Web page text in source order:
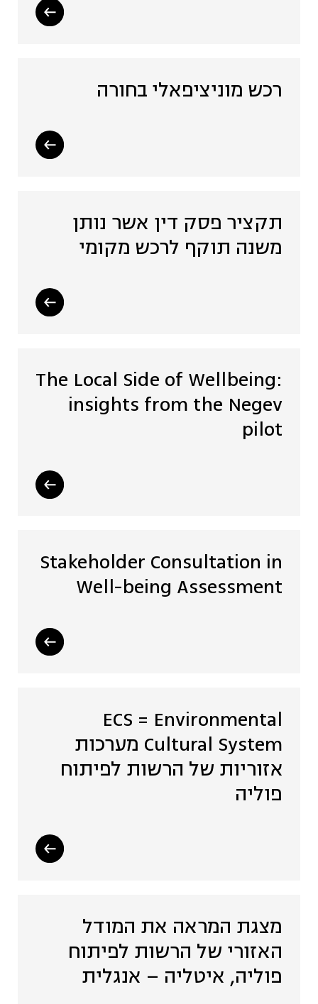
רכש מוניציפאלי בחורה
תקציר פסק דין אשר נותן
משנה תוקף לרכש מקומי
The Local Side of Wellbeing:
insights from the Negev
pilot
Stakeholder Consultation in
Well-being Assessment
ECS = Environmental
Cultural System מערכות
אזוריות של הרשות לפיתוח
פוליה
מצגת המראה את המודל
האזורי של הרשות לפיתוח
פוליה, איטליה – אנגלית